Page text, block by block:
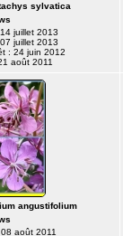
sylvatica
juillet 2013
juillet 2013
: 24 juin 2012
août 2011
angustifolium
août 2011